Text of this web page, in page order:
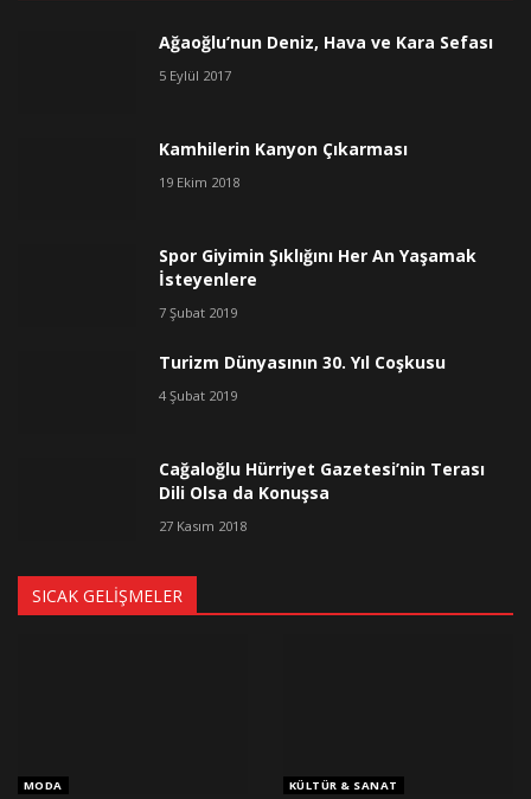
Ağaoğlu’nun Deniz, Hava ve Kara Sefası
5 Eylül 2017
Kamhilerin Kanyon Çıkarması
19 Ekim 2018
Spor Giyimin Şıklığını Her An Yaşamak
İsteyenlere
7 Şubat 2019
Turizm Dünyasının 30. Yıl Coşkusu
4 Şubat 2019
Cağaloğlu Hürriyet Gazetesi’nin Terası
Dili Olsa da Konuşsa
27 Kasım 2018
SICAK GELIŞMELER
MODA KÜLTÜR & SANAT